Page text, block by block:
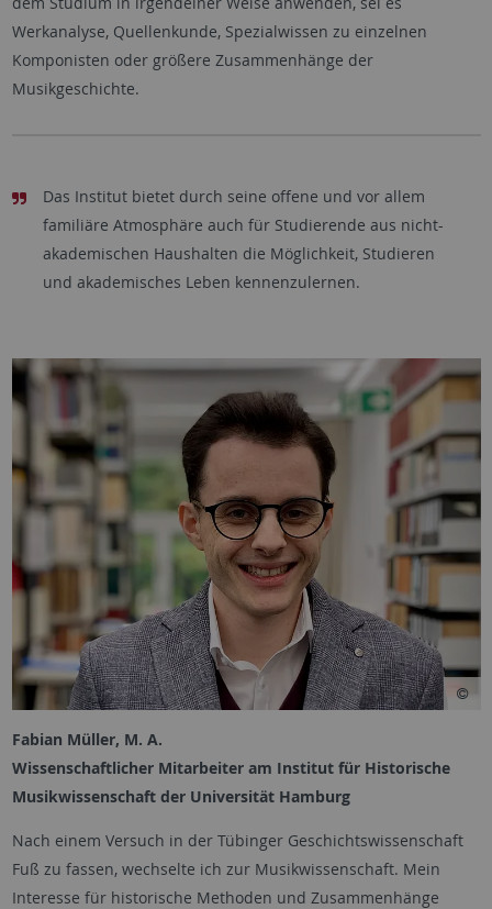
Werkanalyse, Quellenkunde, Spezialwissen zu einzelnen
Komponisten oder größere Zusammenhänge der
Musikgeschichte.
Das Institut bietet durch seine offene und vor allem
familiäre Atmosphäre auch für Studierende aus nicht-
akademischen Haushalten die Möglichkeit, Studieren
und akademisches Leben kennenzulernen.
Fabian Müller, M. A.
Wissenschaftlicher Mitarbeiter am Institut für Historische
Musikwissenschaft der Universität Hamburg
Nach einem Versuch in der Tübinger Geschichtswissenschaft
Fuß zu fassen, wechselte ich zur Musikwissenschaft. Mein
Interesse für historische Methoden und Zusammenhänge